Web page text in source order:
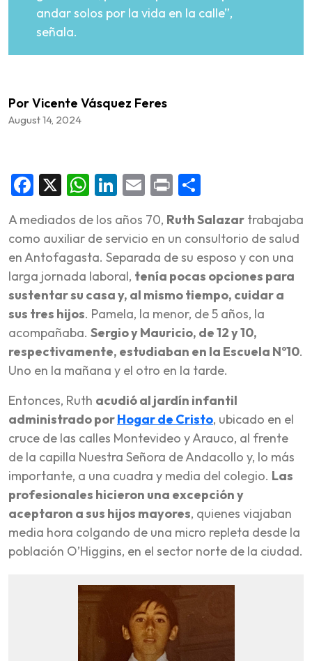
andar solos por la vida en la calle”,
señala.
Por Vicente Vásquez Feres
August 14, 2024
Facebook
X WhatsApp
LinkedIn
Email
Print
A mediados de los años 70, Ruth Salazar trabajaba
como auxiliar de servicio en un consultorio de salud
en Antofagasta. Separada de su esposo y con una
larga jornada laboral, tenía pocas opciones para
sustentar su casa y, al mismo tiempo, cuidar a
sus tres hijos. Pamela, la menor, de 5 años, la
acompañaba. Sergio y Mauricio, de 12 y 10,
respectivamente, estudiaban en la Escuela Nº10.
Uno en la mañana y el otro en la tarde.
Entonces, Ruth acudió al jardín infantil
administrado porHogar de Cristo, ubicado en el
cruce de las calles Montevideo y Arauco, al frente
de la capilla Nuestra Señora de Andacollo y, lo más
importante, a una cuadra y media del colegio. Las
profesionales hicieron una excepción y
aceptaron a sus hijos mayores, quienes viajaban
media hora colgando de una micro repleta desde la
población O’Higgins, en el sector norte de la ciudad.